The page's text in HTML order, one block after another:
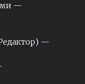
—
—